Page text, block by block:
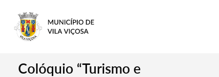
Colóquio “Turismo e